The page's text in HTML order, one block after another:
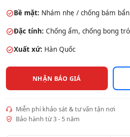
Bề mặt: Nhám nhẹ / chống bám bẩn
Đặc tính: Chống ẩm, chống bong
Xuất xứ: Hàn Quốc
NHẬN BÁO GIÁ
Miễn phí khảo sát & tư vấn tận nơi
Bảo hành từ 3 - 5 năm